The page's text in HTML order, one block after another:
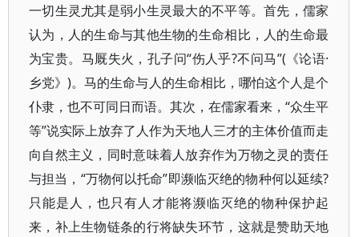
一切生灵尤其是弱小生灵最大的不平等。首先，儒家
认为，人的生命与其他生物的生命相比，人的生命最
为宝贵。马厩失火，孔子问“伤人乎?不问马”(《论语·
乡党》)。马的生命与人的生命相比，哪怕这个人是个
仆隶，也不可同日而语。其次，在儒家看来，“众生平
等”说实际上放弃了人作为天地人三才的主体价值而走
向自然主义，同时意味着人放弃作为万物之灵的责任
与担当，“万物何以托命”即濒临灭绝的物种何以延续?
只能是人，也只有人才能将濒临灭绝的物种保护起
来，补上生物链条的行将缺失环节，这就是赞助天地